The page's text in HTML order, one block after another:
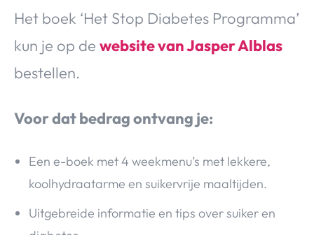
Het boek ‘Het Stop Diabetes Programma’
kun je op de website van Jasper Alblas
bestellen.
Voor dat bedrag ontvang je:
Een e-boek met 4 weekmenu’s met lekkere,
koolhydraatarme en suikervrije maaltijden.
Uitgebreide informatie en tips over suiker en